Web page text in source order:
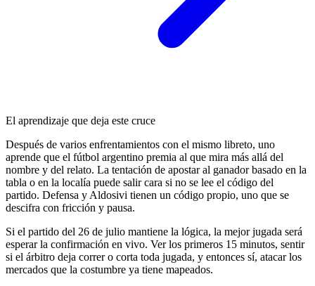
El aprendizaje que deja este cruce
Después de varios enfrentamientos con el mismo libreto, uno
aprende que el fútbol argentino premia al que mira más allá del
nombre y del relato. La tentación de apostar al ganador basado en la
tabla o en la localía puede salir cara si no se lee el código del
partido. Defensa y Aldosivi tienen un código propio, uno que se
descifra con fricción y pausa.
Si el partido del 26 de julio mantiene la lógica, la mejor jugada será
esperar la confirmación en vivo. Ver los primeros 15 minutos, sentir
si el árbitro deja correr o corta toda jugada, y entonces sí, atacar los
mercados que la costumbre ya tiene mapeados.